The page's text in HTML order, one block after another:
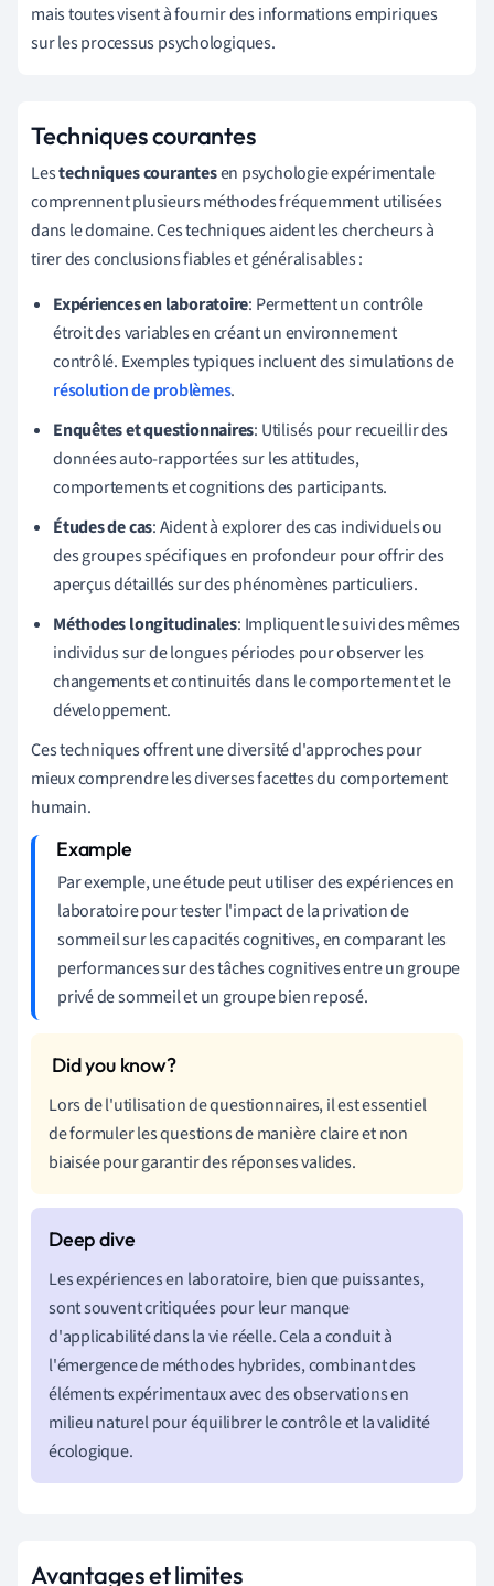
mais toutes visent à fournir des informations empiriques
sur les processus psychologiques.
Techniques courantes
Lestechniques courantesen psychologie expérimentale
comprennent plusieurs méthodes fréquemment utilisées
dans le domaine. Ces techniques aident les chercheurs à
tirer des conclusions fiables et généralisables :
Expériences en laboratoire: Permettent un contrôle
étroit des variables en créant un environnement
contrôlé. Exemples typiques incluent des simulations de
résolution de problèmes.
Enquêtes et questionnaires: Utilisés pour recueillir des
données auto-rapportées sur les attitudes,
comportements et cognitions des participants.
Études de cas: Aident à explorer des cas individuels ou
des groupes spécifiques en profondeur pour offrir des
aperçus détaillés sur des phénomènes particuliers.
Méthodes longitudinales: Impliquent le suivi des mêmes
individus sur de longues périodes pour observer les
changements et continuités dans le comportement et le
développement.
Ces techniques offrent une diversité d'approches pour
mieux comprendre les diverses facettes du comportement
humain.
Par exemple, une étude peut utiliser des expériences en
laboratoire pour tester l'impact de la privation de
sommeil sur les capacités cognitives, en comparant les
performances sur des tâches cognitives entre un groupe
privé de sommeil et un groupe bien reposé.
Lors de l'utilisation de questionnaires, il est essentiel
de formuler les questions de manière claire et non
biaisée pour garantir des réponses valides.
Les expériences en laboratoire, bien que puissantes,
sont souvent critiquées pour leur manque
d'applicabilité dans la vie réelle. Cela a conduit à
l'émergence de méthodes hybrides, combinant des
éléments expérimentaux avec des observations en
milieu naturel pour équilibrer le contrôle et la validité
écologique.
Avantages et limites